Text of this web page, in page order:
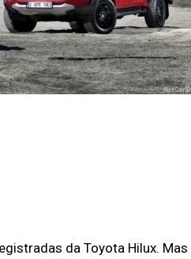
da Toyota Hilux. Mas